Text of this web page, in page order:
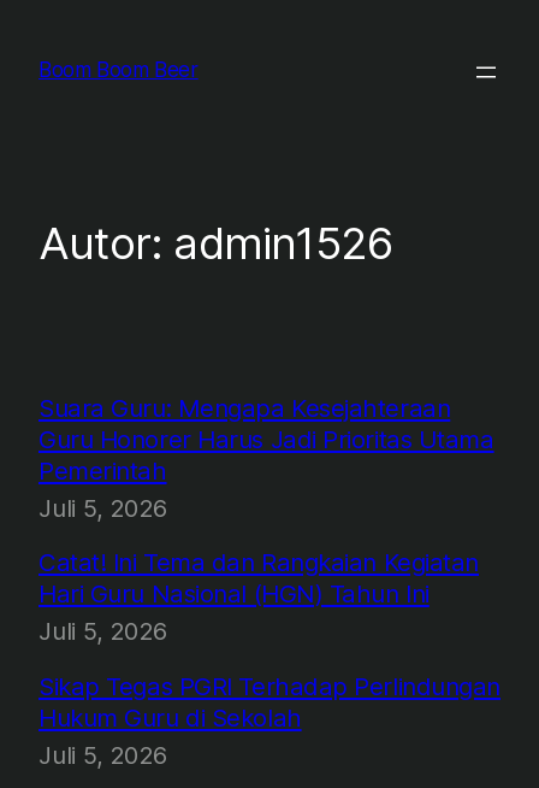
springen
Boom Boom Beer
Autor: admin1526
Suara Guru: Mengapa Kesejahteraan
Guru Honorer Harus Jadi Prioritas Utama
Pemerintah
Juli 5, 2026
Catat! Ini Tema dan Rangkaian Kegiatan
Hari Guru Nasional (HGN) Tahun Ini
Juli 5, 2026
Sikap Tegas PGRI Terhadap Perlindungan
Hukum Guru di Sekolah
Juli 5, 2026